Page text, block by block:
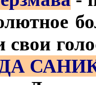
свои